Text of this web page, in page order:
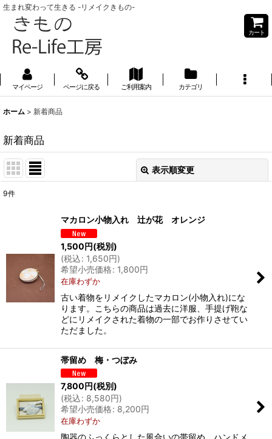
生まれ変わって生きる -リメイクきもの-
カート
マイページ ページに戻る ご利用案内 カテゴリ
ホーム > 新着商品
新着商品
表示順変更
絞り込む
9件
マカロン小物入れ 辻が花 オレンジ
1,500円(税別)
(税込: 1,650円)
希望小売価格: 1,800円
在庫わずか
古い着物をリメイクしたマカロン(小物入れ)にな
ります。こちらの商品は過去に洋服、手提げ鞄な
どにリメイクされた着物の一部でお作りさせてい
ただました。
帯留め 梅・つぼみ
7,800円(税別)
(税込: 8,580円)
希望小売価格: 8,200円
在庫わずか